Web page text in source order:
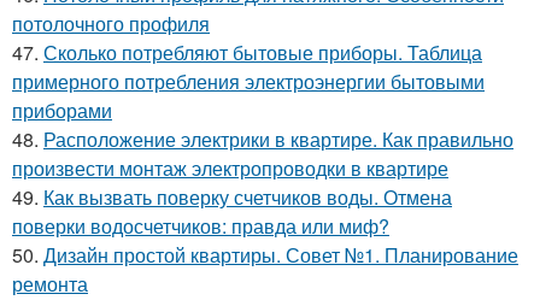
потолочного профиля
47. Сколько потребляют бытовые приборы. Таблица
примерного потребления электроэнергии бытовыми
приборами
48. Расположение электрики в квартире. Как правильно
произвести монтаж электропроводки в квартире
49. Как вызвать поверку счетчиков воды. Отмена
поверки водосчетчиков: правда или миф?
50. Дизайн простой квартиры. Совет №1. Планирование
ремонта